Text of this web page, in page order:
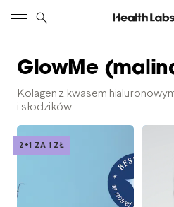
Kolagen z kwasem
i słodzików
GlowMe
2+1 ZA 1 ZŁ